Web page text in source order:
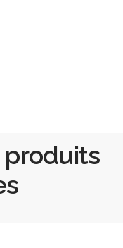
produits